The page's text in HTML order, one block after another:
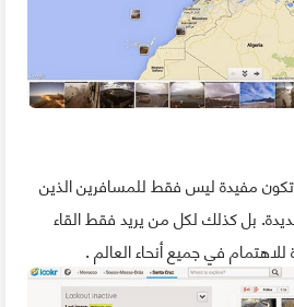
مفيدة ليس فقط للمسافرين الذين
بل كذلك لكل من يريد فقط القاء
في جميع أنحاء العالم .